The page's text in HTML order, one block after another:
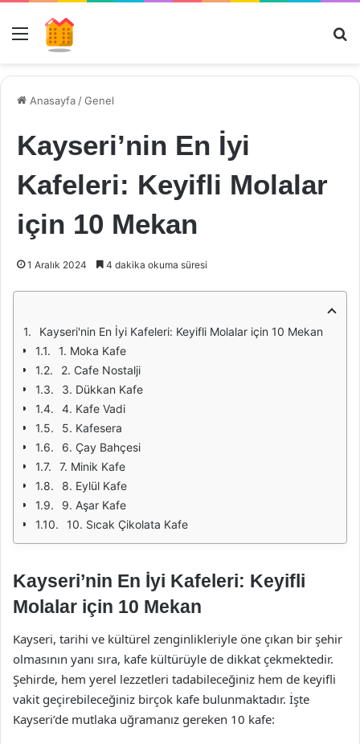
Menü
Anasayfa /Genel
Kayseri’nin En İyi
Kafeleri: Keyifli Molalar
için 10 Mekan
1 Aralık 2024 4 dakika okuma süresi
Kayseri'nin En İyi Kafeleri: Keyifli Molalar için 10 Mekan
1. Moka Kafe
2. Cafe Nostalji
3. Dükkan Kafe
4. Kafe Vadi
5. Kafesera
6. Çay Bahçesi
7. Minik Kafe
8. Eylül Kafe
9. Aşar Kafe
10. Sıcak Çikolata Kafe
Kayseri’nin En İyi Kafeleri: Keyifli
Molalar için 10 Mekan
Kayseri, tarihi ve kültürel zenginlikleriyle öne çıkan bir şehir
olmasının yanı sıra, kafe kültürüyle de dikkat çekmektedir.
Şehirde, hem yerel lezzetleri tadabileceğiniz hem de keyifli
vakit geçirebileceğiniz birçok kafe bulunmaktadır. İşte
Kayseri’de mutlaka uğramanız gereken 10 kafe: